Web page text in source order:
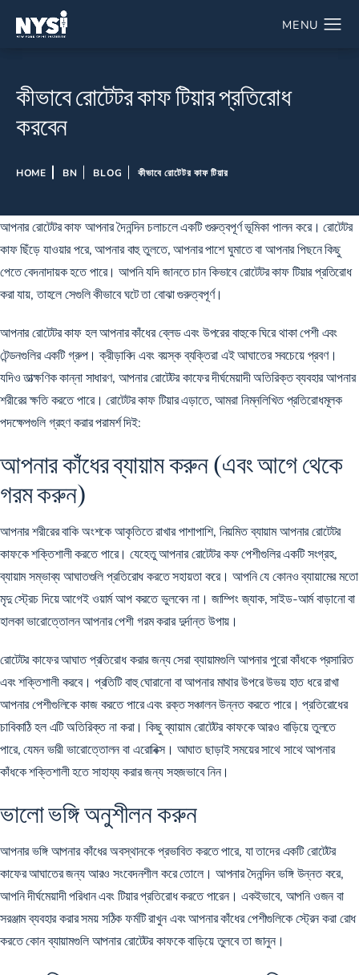
কীভাবে রোটেটর কাফ টিয়ার প্রতিরোধ
করবেন
HOME BN BLOG কীভাবে রোটেটর কাফ টিয়ার
আপনার রোটেটর কাফ আপনার দৈনন্দিন চলাচলে একটি গুরুত্বপূর্ণ ভূমিকা পালন করে। রোটেটর
কাফ ছিঁড়ে যাওয়ার পরে, আপনার বাহু তুলতে, আপনার পাশে ঘুমাতে বা আপনার পিছনে কিছু
পেতে বেদনাদায়ক হতে পারে। আপনি যদি জানতে চান কিভাবে রোটেটর কাফ টিয়ার প্রতিরোধ
করা যায়, তাহলে সেগুলি কীভাবে ঘটে তা বোঝা গুরুত্বপূর্ণ।
আপনার রোটেটর কাফ হল আপনার কাঁধের ব্লেড এবং উপরের বাহুকে ঘিরে থাকা পেশী এবং
টেন্ডনগুলির একটি গ্রুপ। ক্রীড়াবিদ এবং বয়স্ক ব্যক্তিরা এই আঘাতের সবচেয়ে প্রবণ।
যদিও তাত্ক্ষণিক কান্না সাধারণ, আপনার রোটেটর কাফের দীর্ঘমেয়াদী অতিরিক্ত ব্যবহার আপনার
শরীরের ক্ষতি করতে পারে। রোটেটর কাফ টিয়ার এড়াতে, আমরা নিম্নলিখিত প্রতিরোধমূলক
পদক্ষেপগুলি গ্রহণ করার পরামর্শ দিই:
আপনার কাঁধের ব্যায়াম করুন (এবং আগে থেকে
গরম করুন)
আপনার শরীরের বাকি অংশকে আকৃতিতে রাখার পাশাপাশি, নিয়মিত ব্যায়াম আপনার রোটেটর
কাফকে শক্তিশালী করতে পারে। যেহেতু আপনার রোটেটর কফ পেশীগুলির একটি সংগ্রহ,
ব্যায়াম সম্ভাব্য আঘাতগুলি প্রতিরোধ করতে সহায়তা করে। আপনি যে কোনও ব্যায়ামের মতো
মৃদু স্ট্রেচ দিয়ে আগেই ওয়ার্ম আপ করতে ভুলবেন না। জাম্পিং জ্যাক, সাইড-আর্ম বাড়ানো বা
হালকা ভারোত্তোলন আপনার পেশী গরম করার দুর্দান্ত উপায়।
রোটেটর কাফের আঘাত প্রতিরোধ করার জন্য সেরা ব্যায়ামগুলি আপনার পুরো কাঁধকে প্রসারিত
এবং শক্তিশালী করবে। প্রতিটি বাহু ঘোরানো বা আপনার মাথার উপরে উভয় হাত ধরে রাখা
আপনার পেশীগুলিকে কাজ করতে পারে এবং রক্ত ​​​​সঞ্চালন উন্নত করতে পারে। প্রতিরোধের
চাবিকাঠি হল এটি অতিরিক্ত না করা। কিছু ব্যায়াম রোটেটর কাফকে আরও বাড়িয়ে তুলতে
পারে, যেমন ভারী ভারোত্তোলন বা এরোবিক্স। আঘাত ছাড়াই সময়ের সাথে সাথে আপনার
কাঁধকে শক্তিশালী হতে সাহায্য করার জন্য সহজভাবে নিন।
ভালো ভঙ্গি অনুশীলন করুন
আপনার ভঙ্গি আপনার কাঁধের অবস্থানকে প্রভাবিত করতে পারে, যা তাদের একটি রোটেটর
কাফের আঘাতের জন্য আরও সংবেদনশীল করে তোলে। আপনার দৈনন্দিন ভঙ্গি উন্নত করে,
আপনি দীর্ঘমেয়াদী পরিধান এবং টিয়ার প্রতিরোধ করতে পারেন। একইভাবে, আপনি ওজন বা
সরঞ্জাম ব্যবহার করার সময় সঠিক ফর্মটি রাখুন এবং আপনার কাঁধের পেশীগুলিকে স্ট্রেন করা রোধ
করতে কোন ব্যায়ামগুলি আপনার রোটেটর কাফকে বাড়িয়ে তুলবে তা জানুন।